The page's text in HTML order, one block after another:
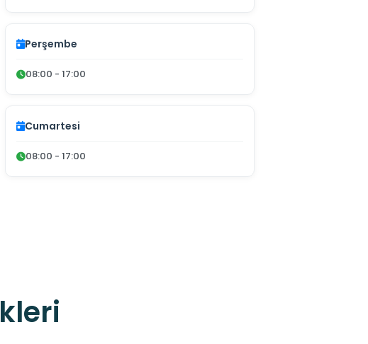
Perşembe
08:00 - 17:00
Cumartesi
08:00 - 17:00